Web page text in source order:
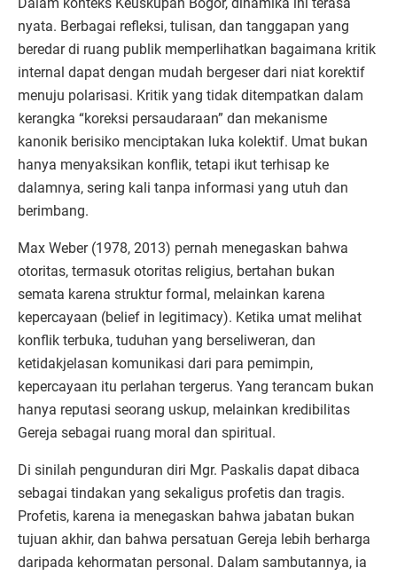
nyata. Berbagai refleksi, tulisan, dan tanggapan yang
beredar di ruang publik memperlihatkan bagaimana kritik
internal dapat dengan mudah bergeser dari niat korektif
menuju polarisasi. Kritik yang tidak ditempatkan dalam
kerangka “koreksi persaudaraan” dan mekanisme
kanonik berisiko menciptakan luka kolektif. Umat bukan
hanya menyaksikan konflik, tetapi ikut terhisap ke
dalamnya, sering kali tanpa informasi yang utuh dan
berimbang.
Max Weber (1978, 2013) pernah menegaskan bahwa
otoritas, termasuk otoritas religius, bertahan bukan
semata karena struktur formal, melainkan karena
kepercayaan (belief in legitimacy). Ketika umat melihat
konflik terbuka, tuduhan yang berseliweran, dan
ketidakjelasan komunikasi dari para pemimpin,
kepercayaan itu perlahan tergerus. Yang terancam bukan
hanya reputasi seorang uskup, melainkan kredibilitas
Gereja sebagai ruang moral dan spiritual.
Di sinilah pengunduran diri Mgr. Paskalis dapat dibaca
sebagai tindakan yang sekaligus profetis dan tragis.
Profetis, karena ia menegaskan bahwa jabatan bukan
tujuan akhir, dan bahwa persatuan Gereja lebih berharga
daripada kehormatan personal. Dalam sambutannya, ia